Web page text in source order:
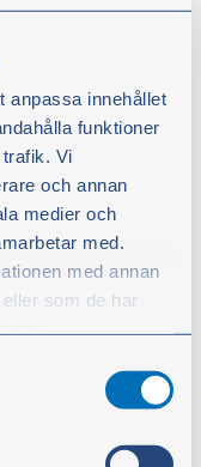
anpassa innehållet
funktioner
Vi
och annan
medier och
med.
med annan
som de har
att återkalla ditt
längst ned till
tuotemerkin
laatutyöstä,
ja
on
296:n
toimitusjohtaja
Ekstrand +46
.